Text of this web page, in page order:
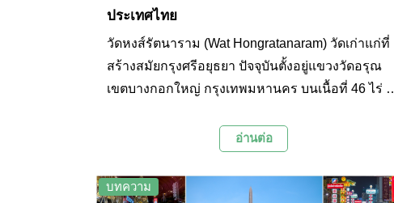
ประเทศไทย
วัดหงส์รัตนาราม (Wat Hongratanaram) วัดเก่าแก่ที่
สร้างสมัยกรุงศรีอยุธยา ปัจจุบันตั้งอยู่แขวงวัดอรุณ
เขตบางกอกใหญ่ กรุงเทพมหานคร บนเนื้อที่ 46 ไร่ 1
ที่ตั้งศาลพระเจ้าตากสินมหาราชแห่งแรกใน
อ่านต่อ
บทความ